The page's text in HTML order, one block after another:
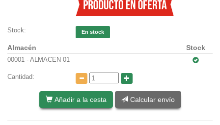
Stock: En stock
Almacén Stock
00001 - ALMACEN 01
Cantidad:
Añadir a la cesta Calcular envío